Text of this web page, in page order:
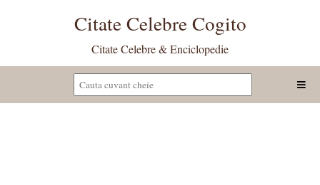
Citate Celebre Cogito
Citate Celebre & Enciclopedie